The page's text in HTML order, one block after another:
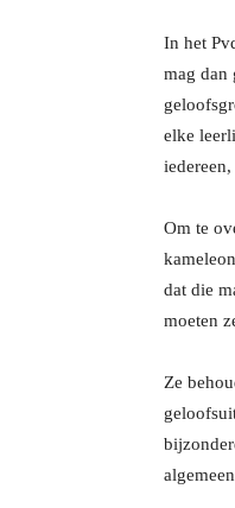
In het
mag dan
elke
Om te
dat die
moeten
Ze